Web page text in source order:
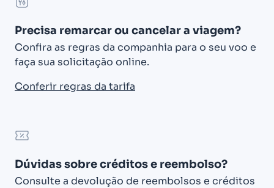
Precisa remarcar ou cancelar a viagem?
Confira as regras da companhia para o seu voo e
faça sua solicitação online.
Conferir regras da tarifa
Dúvidas sobre créditos e reembolso?
Consulte a devolução de reembolsos e créditos